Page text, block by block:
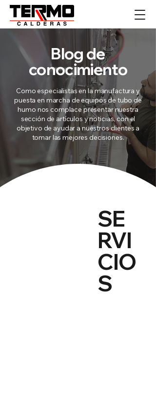
​Blog de
conocimiento
​Como especialistas en la manufactura y
puesta en marcha de equipos de tubo de
humo nos complace presentar nuestra
sección de artículos y noticias, con el
objetivo de ayudar a nuestros clientes a
tomar las mejores decisiones.
SE
RVI
CIO
S